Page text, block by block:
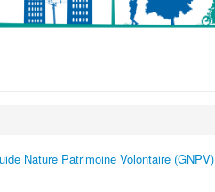
Nature Patrimoine Volontaire (GNPV)